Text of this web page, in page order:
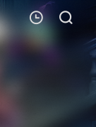
短剧 今日更新